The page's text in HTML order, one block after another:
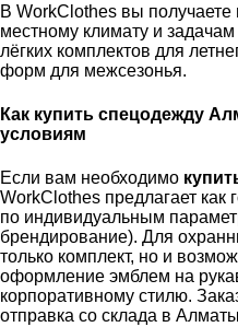
В WorkClothes вы
местному климату и задачам
лёгких комплектов для
форм для межсезонья.
Как купить спецодежду
условиям
Если вам необходимо
WorkClothes предлагает как
по индивидуальным
брендирование). Для
только комплект, но и
оформление эмблем на
корпоративному стилю.
отправка со склада в